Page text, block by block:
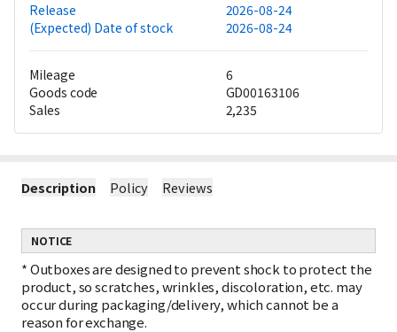
Release
2026-08-24
(Expected) Date of stock
2026-08-24
Mileage
6
Goods code
GD00163106
Sales
2,235
Description Policy Reviews
NOTICE
*Outboxes are designed to prevent shock to protect the
product, so scratches, wrinkles, discoloration, etc. may
occur during packaging/delivery, which cannot be a
reason for exchange.